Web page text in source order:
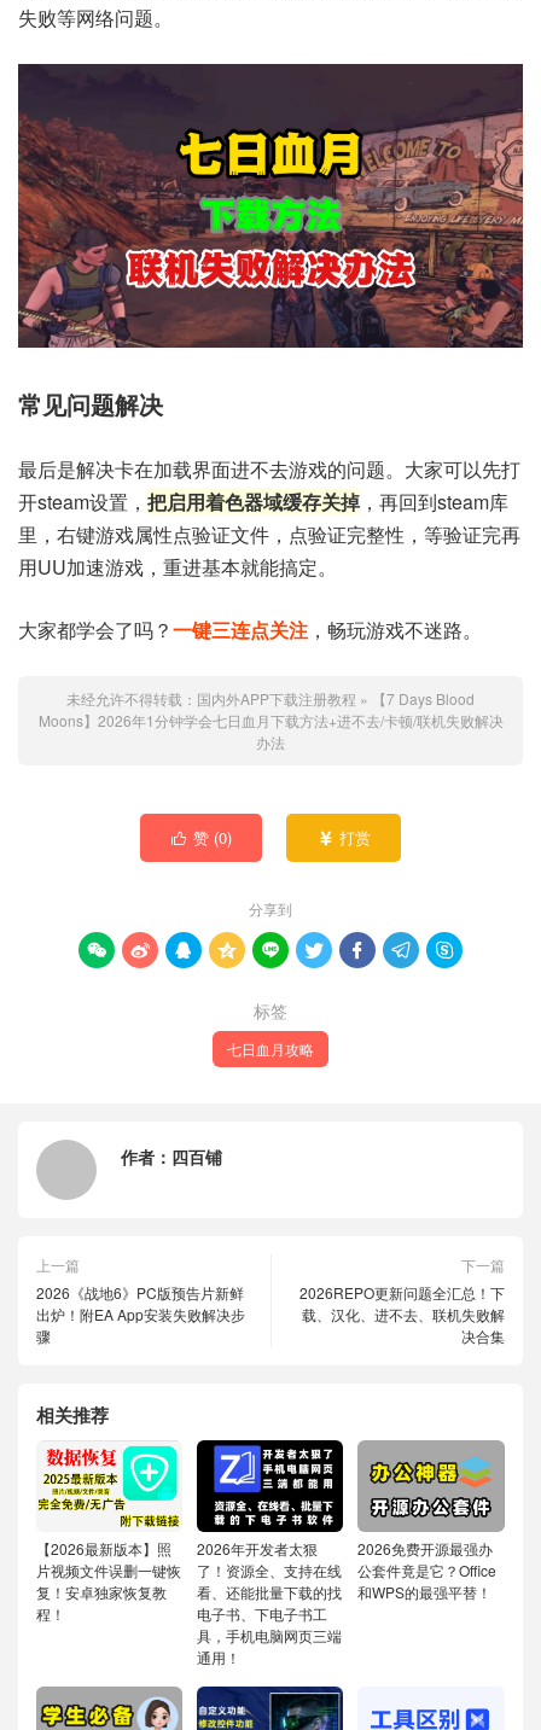
失败等网络问题。
常见问题解决
最后是解决卡在加载界面进不去游戏的问题。大家可以先打
开steam设置， 把启用着色器域缓存关掉，再回到steam库
里，右键游戏属性点验证文件，点验证完整性，等验证完再
用UU加速游戏，重进基本就能搞定。
大家都学会了吗？一键三连点关注 ，畅玩游戏不迷路。
未经允许不得转载： 国内外APP下载注册教程 »
【7 Days Blood
Moons】2026年1分钟学会七日血月下载方法+进不去/卡顿/联机失败解决
办法
 赞 (0)  打赏
分享到
        
标签
七日血月攻略
作者： 四百铺
上一篇
2026《战地6》PC版预告片新鲜
出炉！附EA App安装失败解决步
骤
下一篇
2026REPO更新问题全汇总！下
载、汉化、进不去、联机失败解
决合集
相关推荐
【2026最新版本】照
片视频文件误删一键恢
复！安卓独家恢复教
程！
2026年开发者太狠
了！资源全、支持在线
看、还能批量下载的找
电子书、下电子书工
具，手机电脑网页三端
通用！
2026免费开源最强办
公套件竟是它？Office
和WPS的最强平替！